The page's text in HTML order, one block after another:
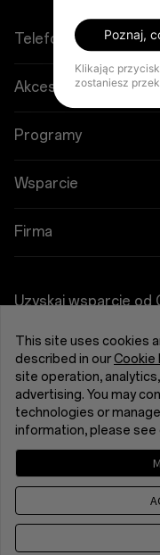
Telefony
OnePlus 15
Akcesoria
Tablet
Zasilanie i przewody
Zestawy
Styl życia
Programy
Połącz swoje urządzenia
Wymiana OnePlus
Wsparcie
FAQ dot. zakupów
Instrukcje użytkownika
Kontakt
Rozwiązywanie problemów
Ułatwienia dostępu
Firma
Red Cable Club
Aplikacja OnePlus Store
Ochrona przyrody
Uzyskaj wsparcie od
Warunkami Sprzedaży
Cookie Settings
© 2013 - 2026 OnePlus. All
Poznaj,
Klikając
zostaniesz
This site uses cookies
described in ourCookie
site operation,
advertising. You may
technologies or
information, please see